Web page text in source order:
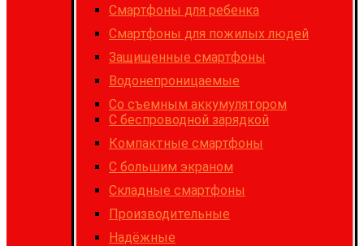
Cмартфоны для ребенка
Смартфоны для пожилых людей
Защищенные смартфоны
Водонепроницаемые
Со съемным аккумулятором
С беспроводной зарядкой
Компактные смартфоны
С большим экраном
Складные смартфоны
Производительные
Надёжные